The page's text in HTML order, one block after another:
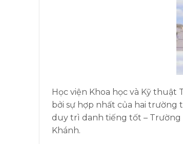
Học viện Khoa học và Kỹ
bởi sự hợp nhất của hai trường
duy trì danh tiếng tốt – Trường
Khánh.